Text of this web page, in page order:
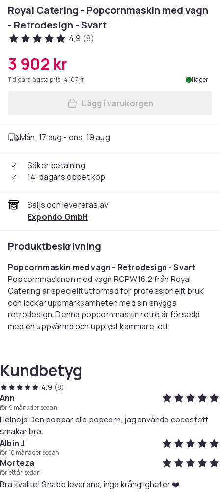
Royal Catering - Popcornmaskin med vagn
- Retrodesign - Svart
4,9 (8)
3 902 kr
Tidigare lägsta pris: 4 107 kr I lager
Lägg till Royal Catering -
Lägg i varukorgen
Mån, 17 aug - ons, 19 aug
Säker betalning
14-dagars öppet köp
Säljs och levereras av
Expondo GmbH
Produktbeskrivning
Popcornmaskin med vagn - Retrodesign - Svart
Popcornmaskinen med vagn RCPW.16.2 från Royal
Catering är speciellt utformad för professionellt bruk
och lockar uppmärksamheten med sin snygga
retrodesign. Denna popcornmaskin retro är försedd
med en uppvärmd och upplyst kammare, ett
festival eller nöjesfält!
Produkters höjdpunkter
Arbetskapacitet: 5 kg/h, 16 L/h
Kastrulldiameter: 18,5 cm (ovan)
Kastrullbeläggning: Teflon
Mobilt användbar
Popcornmaskinen har en hög prestanda på 1600 W och
når snabbt sin driftstemperatur tack vare den höga
Kundbetyg
4,9 (8)
Ann
för 9 månader sedan
Helnöjd Den poppar alla popcorn, jag använde cocosfett
smakar bra,
Albin J
för 10 månader sedan
Morteza
för ett år sedan
Bra kvalite! Snabb leverans, inga krångligheter ❤️